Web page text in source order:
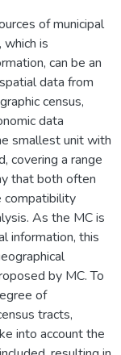
of municipal
is
can be an
data from
census,
data
smallest unit with
covering a range
that both often
compatibility
As the MC is
information, this
by MC. To
of
tracts,
into account the